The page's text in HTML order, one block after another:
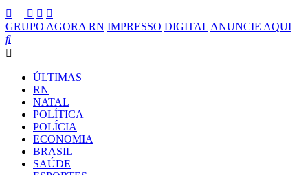
GRUPO AGORA RN IMPRESSO DIGITAL ANUNCIE AQUI
ÚLTIMAS
RN
NATAL
POLÍTICA
POLÍCIA
ECONOMIA
BRASIL
SAÚDE